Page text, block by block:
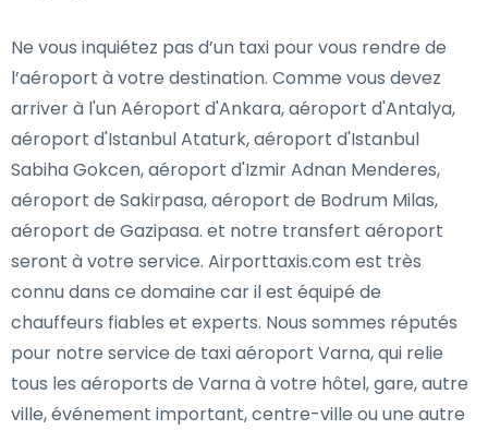
Ne vous inquiétez pas d’un taxi pour vous rendre de
l’aéroport à votre destination. Comme vous devez
arriver à l'un Aéroport d'Ankara, aéroport d'Antalya,
aéroport d'Istanbul Ataturk, aéroport d'Istanbul
Sabiha Gokcen, aéroport d'Izmir Adnan Menderes,
aéroport de Sakirpasa, aéroport de Bodrum Milas,
aéroport de Gazipasa. et notre transfert aéroport
seront à votre service. Airporttaxis.com est très
connu dans ce domaine car il est équipé de
chauffeurs fiables et experts. Nous sommes réputés
pour notre service de taxi aéroport Varna, qui relie
tous les aéroports de Varna à votre hôtel, gare, autre
ville, événement important, centre-ville ou une autre